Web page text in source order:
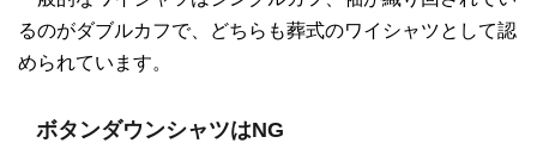
るのがダブルカフで、どちらも葬式のワイシャツとして認
められています。
ボタンダウンシャツはNG